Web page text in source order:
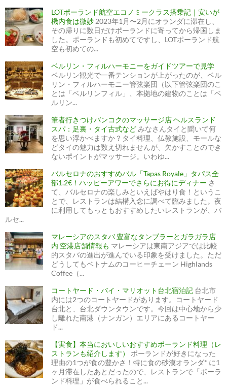
LOTポーランド航空エコノミークラス搭乗記｜安いが
機内食は微妙 2023年1月〜2月にオランダに滞在し、
その帰りに数日だけポーランドに寄ってから帰国しま
した。ポーランドも初めてですし、LOTポーランド航
空も初めての...
ベルリン・フィルハーモニーをガイドツアーで見学
ベルリン観光で一番テンションが上がったのが、ベル
リン・フィルハーモニー管弦楽団（以下管弦楽団のこ
とは「ベルリンフィル」、本拠地の建物のことは「ベ
ルリン...
筆者行きつけバンコクのマッサージ店 ヘルスランド
スパ：足裏・タイ古式などみなさんタイと聞いて何
を思い浮かべますか？タイ料理、仏教施設、モールな
どタイの魅力は数え切れませんが、欠かすことのでき
ないポイントがマッサージ。いわゆ...
バルセロナのおすすめバル「Tapas Royale」タパス全
部1.2€！ハッピーアワーでさらにお得にディナー さ
て、バルセロナの楽しみといえばやはり食！というこ
とで、レストランは結構入念に調べて臨みました。夜
に利用してもっともおすすめしたいレストランが、バ
ルセ...
マレーシアのスタバ 豊富なタンブラーとガラガラ店
内 空港店舗情報も マレーシアは東南アジアでは比較
的スタバの進出が進んでいる印象を受けました。ただ
どうしてもベトナムのコーヒーチェーン Highlands
Coffee（...
コートヤード・バイ・マリオット台北宿泊記 台北市
内には2つのコートヤードがあります。コートヤード
台北と、台北ダウンタウンです。今回は中心地から少
し離れた南港（ナンガン）エリアにあるコートヤー
ド...
【実食】本当においしいおすすめポーランド料理（レ
ストランも紹介します）
ポーランドが好きになった
理由の1つが食の豊かさ！特に食の砂漠オランダ* に1
ヶ月滞在したあとだったので、レストランで「ポーラ
ンド料理」が食べられること...